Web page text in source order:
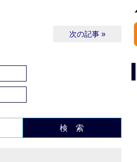
次の記事 »
検 索